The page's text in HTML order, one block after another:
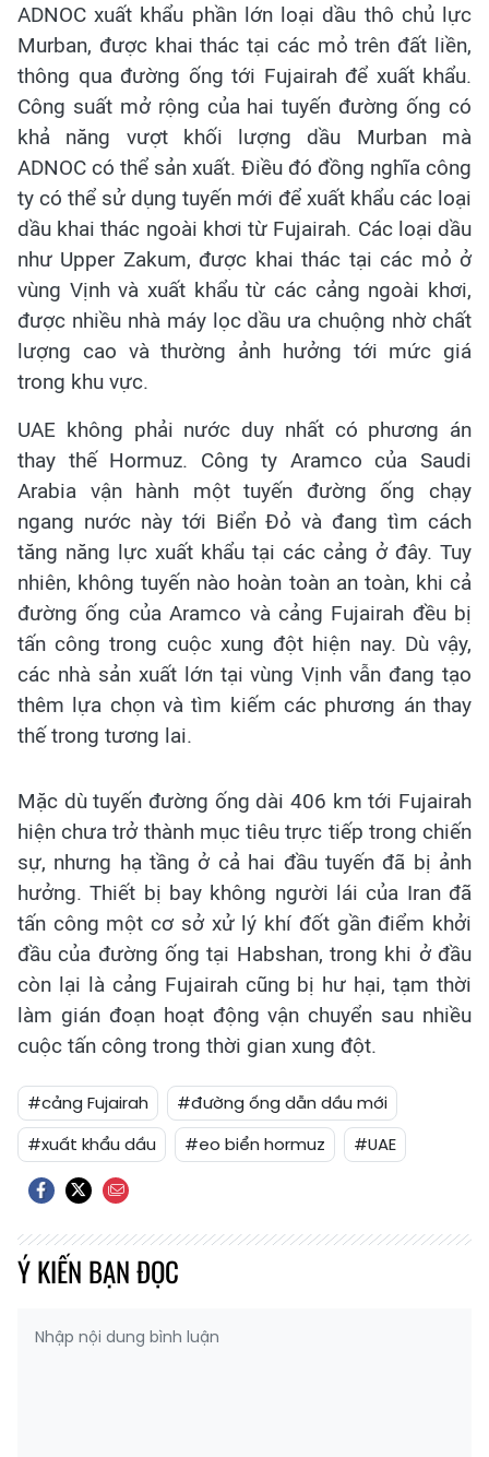
ADNOC xuất khẩu phần lớn loại dầu thô chủ lực
Murban, được khai thác tại các mỏ trên đất liền,
thông qua đường ống tới Fujairah để xuất khẩu.
Công suất mở rộng của hai tuyến đường ống có
khả năng vượt khối lượng dầu Murban mà
ADNOC có thể sản xuất. Điều đó đồng nghĩa công
ty có thể sử dụng tuyến mới để xuất khẩu các loại
dầu khai thác ngoài khơi từ Fujairah. Các loại dầu
như Upper Zakum, được khai thác tại các mỏ ở
vùng Vịnh và xuất khẩu từ các cảng ngoài khơi,
được nhiều nhà máy lọc dầu ưa chuộng nhờ chất
lượng cao và thường ảnh hưởng tới mức giá
trong khu vực.
UAE không phải nước duy nhất có phương án
thay thế Hormuz. Công ty Aramco của Saudi
Arabia vận hành một tuyến đường ống chạy
ngang nước này tới Biển Đỏ và đang tìm cách
tăng năng lực xuất khẩu tại các cảng ở đây. Tuy
nhiên, không tuyến nào hoàn toàn an toàn, khi cả
đường ống của Aramco và cảng Fujairah đều bị
tấn công trong cuộc xung đột hiện nay. Dù vậy,
các nhà sản xuất lớn tại vùng Vịnh vẫn đang tạo
thêm lựa chọn và tìm kiếm các phương án thay
thế trong tương lai.
Mặc dù tuyến đường ống dài 406 km tới Fujairah
hiện chưa trở thành mục tiêu trực tiếp trong chiến
sự, nhưng hạ tầng ở cả hai đầu tuyến đã bị ảnh
hưởng. Thiết bị bay không người lái của Iran đã
tấn công một cơ sở xử lý khí đốt gần điểm khởi
đầu của đường ống tại Habshan, trong khi ở đầu
còn lại là cảng Fujairah cũng bị hư hại, tạm thời
làm gián đoạn hoạt động vận chuyển sau nhiều
cuộc tấn công trong thời gian xung đột.
#cảng Fujairah
#đường ống dẫn dầu mới
#xuất khẩu dầu
#eo biển hormuz #UAE
Ý KIẾN BẠN ĐỌC